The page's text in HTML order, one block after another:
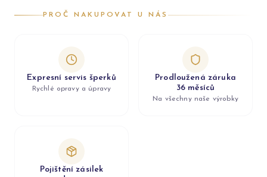
PROČ NAKUPOVAT U NÁS
Expresní servis šperků
Rychlé opravy a úpravy
Prodloužená záruka
36 měsíců
Na všechny naše výrobky
Pojištění zásilek